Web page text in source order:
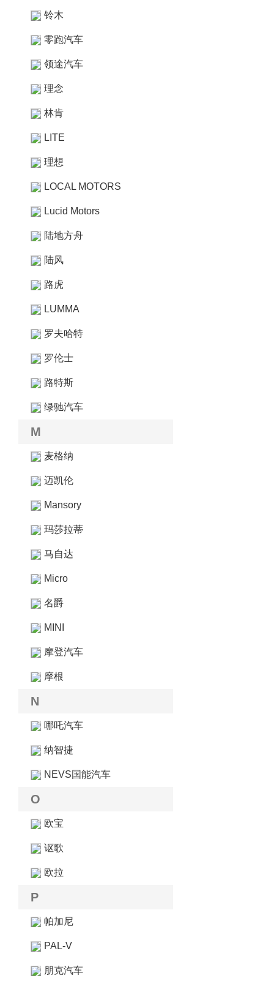
铃木
零跑汽车
领途汽车
理念
林肯
LITE
理想
LOCAL MOTORS
Lucid Motors
陆地方舟
陆风
路虎
LUMMA
罗夫哈特
罗伦士
路特斯
绿驰汽车
M
麦格纳
迈凯伦
Mansory
玛莎拉蒂
马自达
Micro
名爵
MINI
摩登汽车
摩根
N
哪吒汽车
纳智捷
NEVS国能汽车
O
欧宝
讴歌
欧拉
P
帕加尼
PAL-V
朋克汽车